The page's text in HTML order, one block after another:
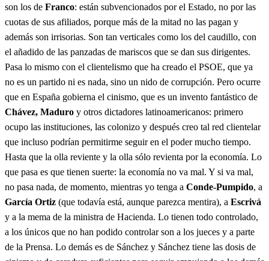
son los de Franco: están subvencionados por el Estado, no por las
cuotas de sus afiliados, porque más de la mitad no las pagan y
además son irrisorias. Son tan verticales como los del caudillo, con
el añadido de las panzadas de mariscos que se dan sus dirigentes.
Pasa lo mismo con el clientelismo que ha creado el PSOE, que ya
no es un partido ni es nada, sino un nido de corrupción. Pero ocurre
que en España gobierna el cinismo, que es un invento fantástico de
Chávez, Maduro y otros dictadores latinoamericanos: primero
ocupo las instituciones, las colonizo y después creo tal red clientelar
que incluso podrían permitirme seguir en el poder mucho tiempo.
Hasta que la olla reviente y la olla sólo revienta por la economía. Lo
que pasa es que tienen suerte: la economía no va mal. Y si va mal,
no pasa nada, de momento, mientras yo tenga a Conde-Pumpido, a
García Ortiz (que todavía está, aunque parezca mentira), a Escrivá
y a la mema de la ministra de Hacienda. Lo tienen todo controlado,
a los únicos que no han podido controlar son a los jueces y a parte
de la Prensa. Lo demás es de Sánchez y Sánchez tiene las dosis de